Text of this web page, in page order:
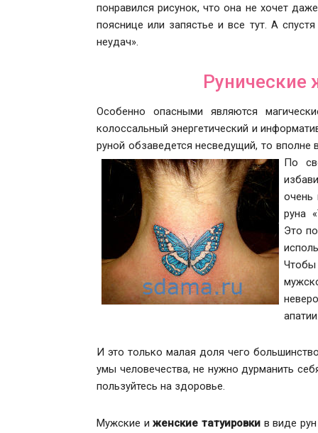
понравился рисунок, что она не хочет
пояснице или запястье и все тут. А
неудач».
Рунические
Особенно опасными являются
колоссальный энергетический и
руной обзаведется несведущий, то вполне
По
очень
руна
Это
И это только малая доля чего
умы человечества, не нужно дурманить
пользуйтесь на здоровье.
Мужские иженские татуировкив виде рун